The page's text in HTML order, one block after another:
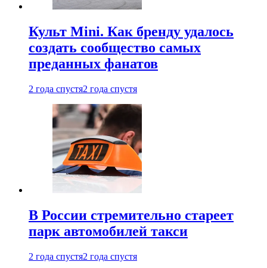
Культ Mini. Как бренду удалось
создать сообщество самых
преданных фанатов
2 года спустя2 года спустя
В России стремительно стареет
парк автомобилей такси
2 года спустя2 года спустя